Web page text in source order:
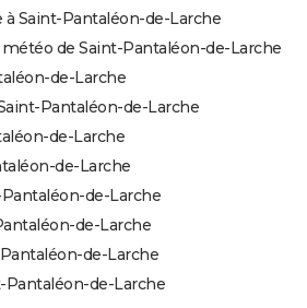
Saint-Pantaléon-de-Larche
de Saint-Pantaléon-de-Larche
de-Larche
Pantaléon-de-Larche
de-Larche
de-Larche
de-Larche
de-Larche
de-Larche
Pantaléon-de-Larche